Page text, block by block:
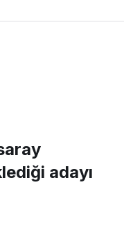
adayı